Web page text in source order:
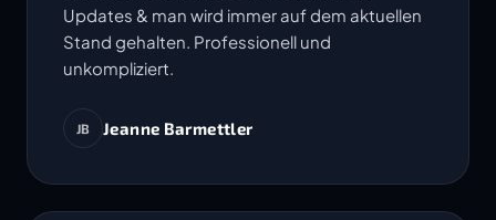
Updates & man wird immer auf dem aktuellen
Stand gehalten. Professionell und
unkompliziert.
JB Jeanne Barmettler